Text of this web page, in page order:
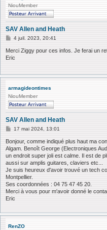
NiouMember
SAV Allen and Heath
M
s
s
e
4 juil. 2023, 20:41
Merci Ziggy pour ces infos. Je ferai un
Eric
armagideontimes
NiouMember
SAV Allen and Heath
M
s
s
a
g
e
17 mai 2024, 13:01
Bonjour, comme indiqué plus haut ma
Algam. Benoît George (Electroniques
un endroit super joli est calme. Il est de
aussi sur amplis guitares, claviers etc...
Je suis heureux d'avoir trouvé un tech
Montpellier.
Ses coordonnées : 04 75 47 45 20.
Merci à vous pour m'avoir donné le
Eric
RenZO